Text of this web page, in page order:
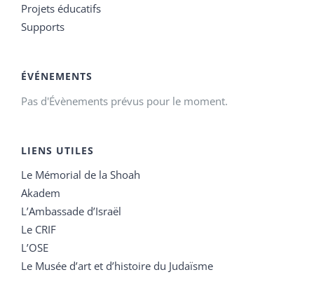
Projets éducatifs
Supports
ÉVÉNEMENTS
Pas d'Évènements prévus pour le moment.
LIENS UTILES
Le Mémorial de la Shoah
Akadem
L’Ambassade d’Israël
Le CRIF
L’OSE
Le Musée d’art et d’histoire du Judaïsme